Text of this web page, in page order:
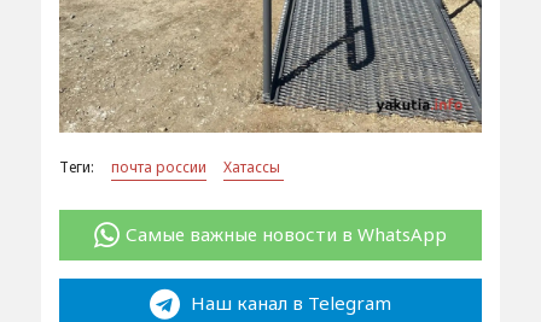
Теги: почта россии Хатассы
Самые важные новости в WhatsApp
Наш канал в Telegram